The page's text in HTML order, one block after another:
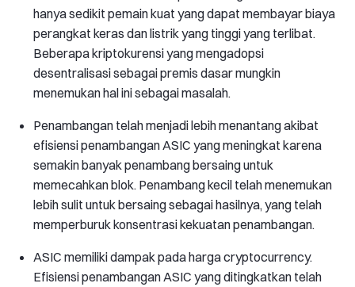
hanya sedikit pemain kuat yang dapat membayar biaya
perangkat keras dan listrik yang tinggi yang terlibat.
Beberapa kriptokurensi yang mengadopsi
desentralisasi sebagai premis dasar mungkin
menemukan hal ini sebagai masalah.
Penambangan telah menjadi lebih menantang akibat
efisiensi penambangan ASIC yang meningkat karena
semakin banyak penambang bersaing untuk
memecahkan blok. Penambang kecil telah menemukan
lebih sulit untuk bersaing sebagai hasilnya, yang telah
memperburuk konsentrasi kekuatan penambangan.
ASIC memiliki dampak pada harga cryptocurrency.
Efisiensi penambangan ASIC yang ditingkatkan telah